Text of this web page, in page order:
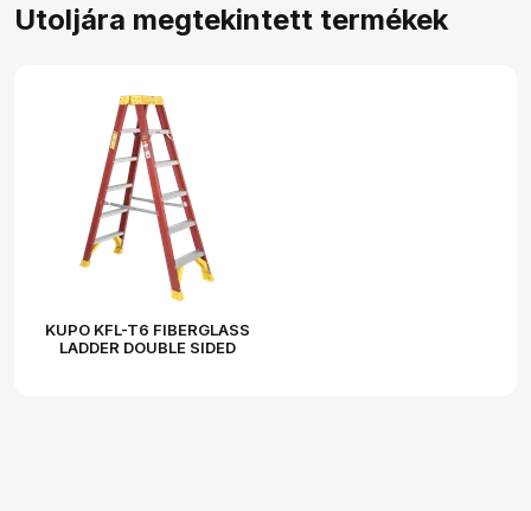
Utoljára megtekintett termékek
KUPO KFL-T6 FIBERGLASS
LADDER DOUBLE SIDED